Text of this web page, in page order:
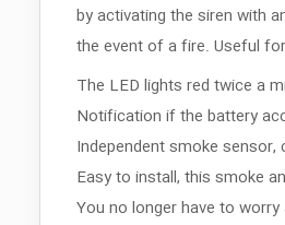
by activating the siren with
the event of a fire. Useful
The LED lights red twice a
Notification if the battery
Independent smoke
Easy to install, this smoke
You no longer have to